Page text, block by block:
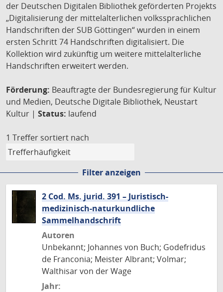
der Deutschen Digitalen Bibliothek geförderten Projekts
„Digitalisierung der mittelalterlichen volkssprachlichen
Handschriften der SUB Göttingen“ wurden in einem
ersten Schritt 74 Handschriften digitalisiert. Die
Kollektion wird zukünftig um weitere mittelalterliche
Handschriften erweitert werden.
Förderung: Beauftragte der Bundesregierung für Kultur
und Medien, Deutsche Digitale Bibliothek, Neustart
Kultur | Status: laufend
1 Treffer sortiert nach
Filter anzeigen
2 Cod. Ms. jurid. 391 – Juristisch-
medizinisch-naturkundliche
Sammelhandschrift
Autoren
Unbekannt; Johannes von Buch; Godefridus
de Franconia; Meister Albrant; Volmar;
Walthisar von der Wage
Jahr: